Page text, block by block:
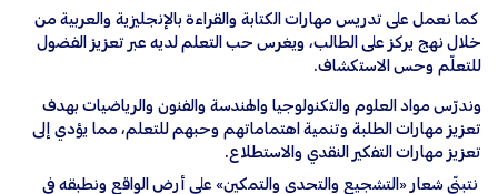
كما نعمل على تدريس مهارات الكتابة والقراءة بالإنجليزية والعربية من
خلال نهج يركز على الطالب، ويغرس حب التعلم لديه عبر تعزيز الفضول
للتعلّم وحس الاستكشاف.
وندرّس مواد العلوم والتكنولوجيا والهندسة والفنون والرياضيات بهدف
تعزيز مهارات الطلبة وتنمية اهتماماتهم وحبهم للتعلم، مما يؤدي إلى
تعزيز مهارات التفكير النقدي والاستطلاع.
نتبنّى شعار «التشجيع والتحدي والتمكين» على أرض الواقع ونطبقه في